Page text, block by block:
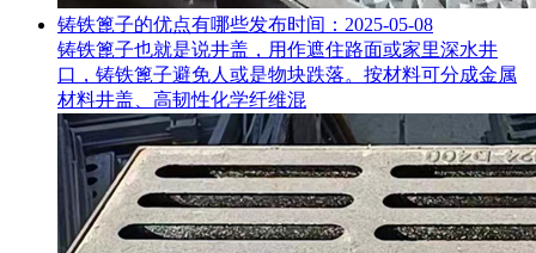
铸铁篦子的优点有哪些发布时间：2025-05-08
铸铁篦子也就是说井盖，用作遮住路面或家里深水井
口，铸铁篦子避免人或是物块跌落。按材料可分成金属
材料井盖、高韧性化学纤维混